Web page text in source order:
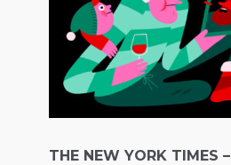
THE NEW YORK TIMES –